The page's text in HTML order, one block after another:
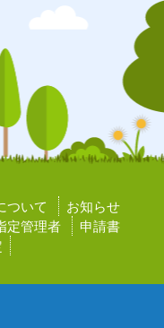
ついて
お知らせ
定管理者
申請書